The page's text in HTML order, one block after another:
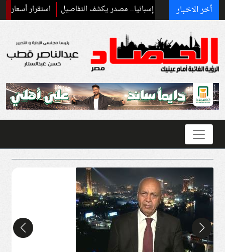
أخر الاخبار
إلى إسبانيا.. مصدر يكشف التفاصيل استقرار أسعار الحديد في مصر